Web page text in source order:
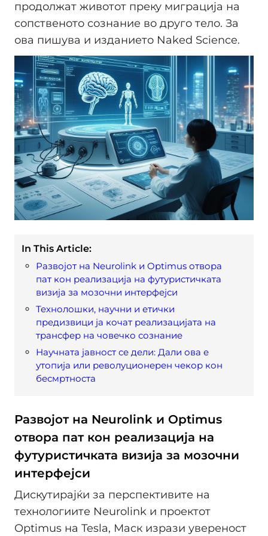
продолжат животот преку миграција на
сопственото сознание во друго тело. За
ова пишува и изданието Naked Science.
In This Article:
Развојот на Neurolink и Optimus отвора
пат кон реализација на футуристичката
визија за мозочни интерфејси
Технолошки, научни и етички
предизвици ја кочат реализацијата на
трансфер на човечко сознание
Научната јавност се дели: Дали ова е
утопија или револуционерен чекор кон
бесмртноста
Развојот на Neurolink и Optimus
отвора пат кон реализација на
футуристичката визија за мозочни
интерфејси
Дискутирајќи за перспективите на
технологиите Neurolink и проектот
Optimus на Tesla, Маск изрази увереност